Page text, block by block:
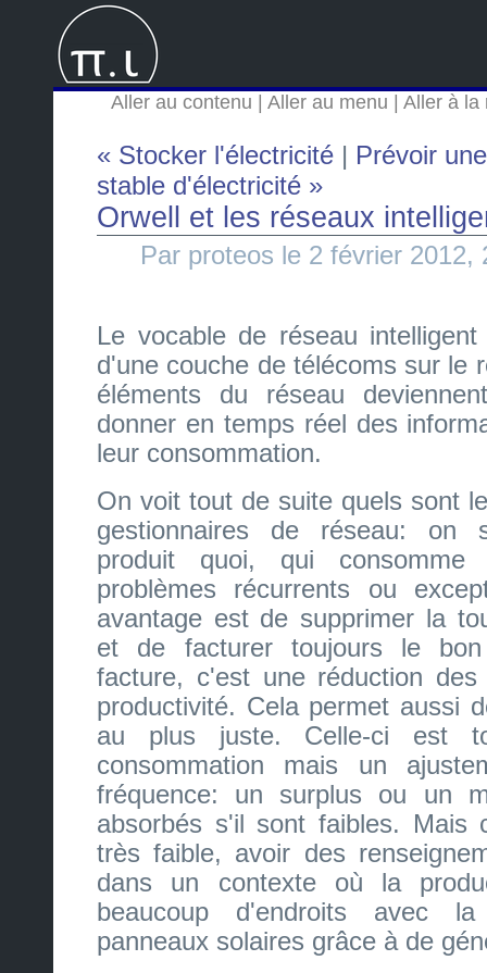
Aller au contenu Aller au menu Aller à la
« Stocker l'électricité | Prévoir
stable d'électricité »
Orwell et les réseaux
Par proteos le 2 février
Le vocable de réseau
d'une couche de télécoms sur le
éléments du réseau
donner en temps réel des
leur consommation.
On voit tout de suite quels sont
gestionnaires de réseau: on
produit quoi, qui
problèmes récurrents ou
avantage est de supprimer la
et de facturer toujours le
facture, c'est une réduction
productivité. Cela permet aussi
au plus juste. Celle-ci est
consommation mais un
fréquence: un surplus ou un
absorbés s'il sont faibles. Mais
très faible, avoir des
dans un contexte où la
beaucoup d'endroits avec la
panneaux solaires grâce à de